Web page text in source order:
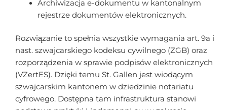
Archiwizacja e-dokumentu w kantonalnym
rejestrze dokumentów elektronicznych.
Rozwiązanie to spełnia wszystkie wymagania art. 9a i
nast. szwajcarskiego kodeksu cywilnego (ZGB) oraz
rozporządzenia w sprawie podpisów elektronicznych
(VZertES). Dzięki temu St. Gallen jest wiodącym
szwajcarskim kantonem w dziedzinie notariatu
cyfrowego. Dostępna tam infrastruktura stanowi